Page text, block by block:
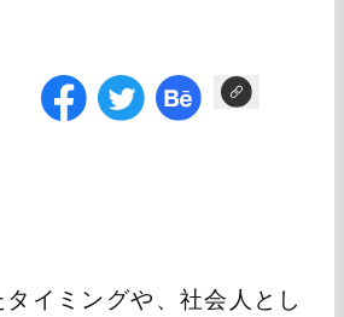
イミングや、社会人とし